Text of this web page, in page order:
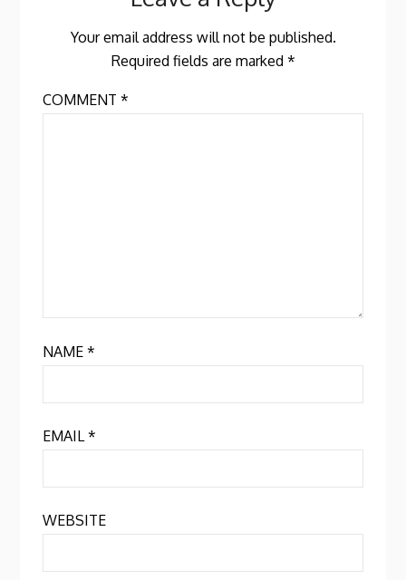
Your email address will not be published.
Required fields are marked *
COMMENT*
NAME*
EMAIL*
WEBSITE